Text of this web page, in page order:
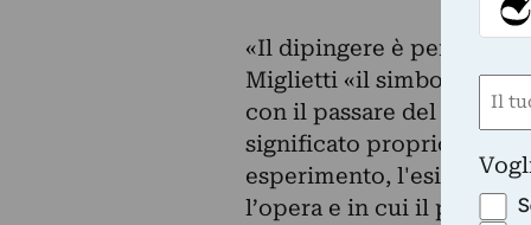
«Il dipingere è per
Miglietti «il simbolo della
con il passare del tempo:
significato proprio nel
esperimento, l'esigenza
l’opera e in cui il
Nome